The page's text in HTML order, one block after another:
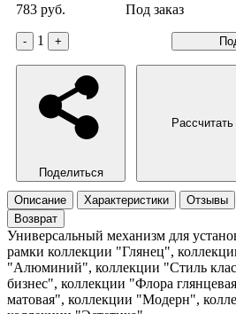
783 руб. Под заказ
- 1 +
Поделиться
Описание Характеристики Отзывы
Возврат
Универсальный механизм для
рамки коллекции "Глянец",
"Алюминий", коллекции "Стиль
бизнес", коллекции "Флора
матовая", коллекции "Модерн",